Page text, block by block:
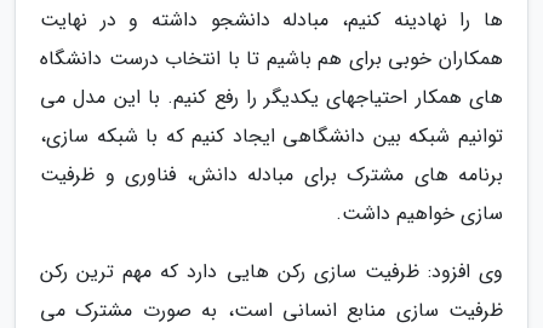
ها را نهادینه کنیم، مبادله دانشجو داشته و در نهایت
همکاران خوبی برای هم باشیم تا با انتخاب درست دانشگاه
های همکار احتیاجهای یکدیگر را رفع کنیم. با این مدل می
توانیم شبکه بین دانشگاهی ایجاد کنیم که با شبکه سازی،
برنامه های مشترک برای مبادله دانش، فناوری و ظرفیت
سازی خواهیم داشت.
وی افزود: ظرفیت سازی رکن هایی دارد که مهم ترین رکن
ظرفیت سازی منابع انسانی است، به صورت مشترک می